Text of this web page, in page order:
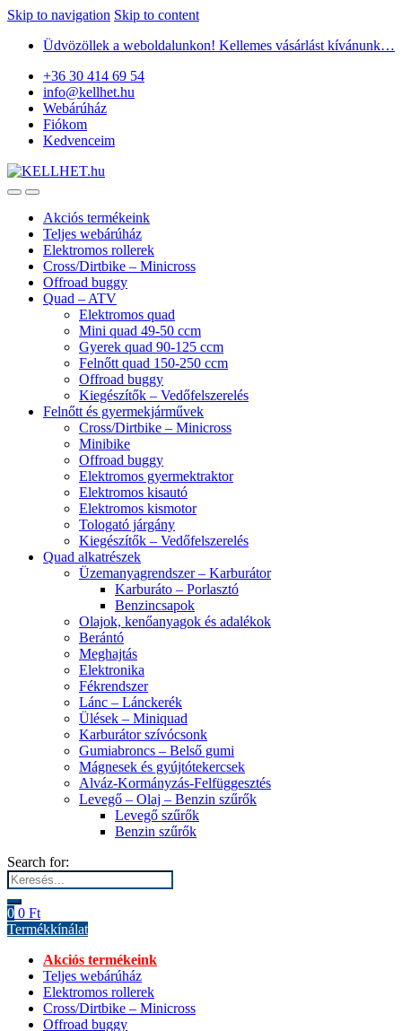
Skip to navigation Skip to content
Üdvözöllek a weboldalunkon! Kellemes vásárlást kívánunk…
+36 30 414 69 54
info@kellhet.hu
Webárúház
Fiókom
Kedvenceim
Akciós termékeink
Teljes webárúház
Elektromos rollerek
Cross/Dirtbike – Minicross
Offroad buggy
Quad – ATV
Elektromos quad
Mini quad 49-50 ccm
Gyerek quad 90-125 ccm
Felnőtt quad 150-250 ccm
Offroad buggy
Kiegészítők – Vedőfelszerelés
Felnőtt és gyermekjárművek
Cross/Dirtbike – Minicross
Minibike
Offroad buggy
Elektromos gyermektraktor
Elektromos kisautó
Elektromos kismotor
Tologató járgány
Kiegészítők – Vedőfelszerelés
Quad alkatrészek
Üzemanyagrendszer – Karburátor
Karburáto – Porlasztó
Benzincsapok
Olajok, kenőanyagok és adalékok
Berántó
Meghajtás
Elektronika
Fékrendszer
Lánc – Lánckerék
Ülések – Miniquad
Karburátor szívócsonk
Gumiabroncs – Belső gumi
Mágnesek és gyújtótekercsek
Alváz-Kormányzás-Felfüggesztés
Levegő – Olaj – Benzin szűrők
Levegő szűrők
Benzin szűrők
Search for:
0 0 Ft
Termékkínálat
Akciós termékeink
Teljes webárúház
Elektromos rollerek
Cross/Dirtbike – Minicross
Offroad buggy